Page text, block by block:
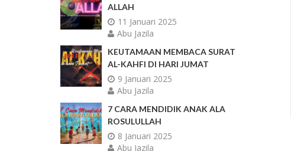
ALLAH
11 Januari 2025
Abu Jazila
KEUTAMAAN MEMBACA SURAT
AL-KAHFI DI HARI JUMAT
9 Januari 2025
Abu Jazila
7 CARA MENDIDIK ANAK ALA
ROSULULLAH
8 Januari 2025
Abu Jazila